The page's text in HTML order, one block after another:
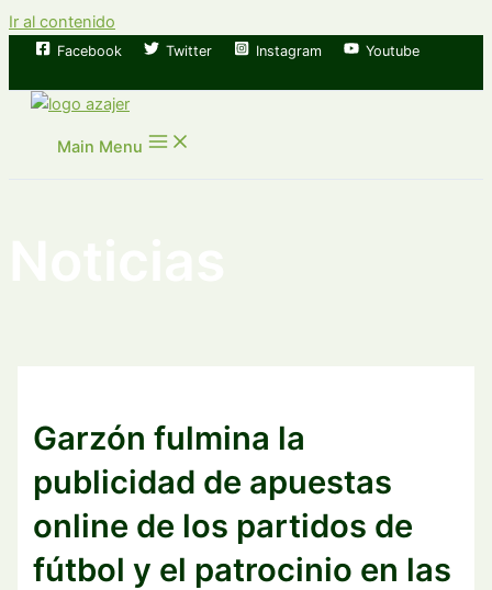
Ir al contenido
Facebook Twitter Instagram Youtube
Main Menu
Garzón fulmina la
publicidad de apuestas
online de los partidos de
fútbol y el patrocinio en las